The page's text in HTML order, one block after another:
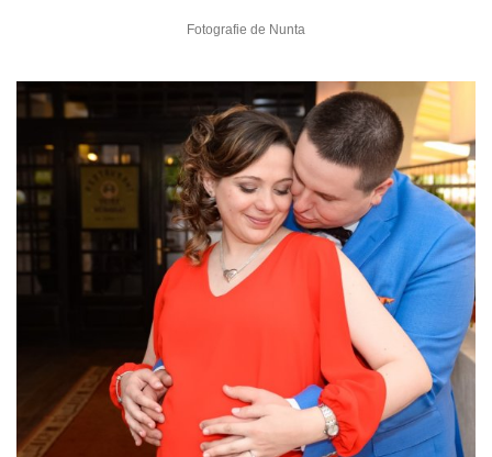
Fotografie de Nunta